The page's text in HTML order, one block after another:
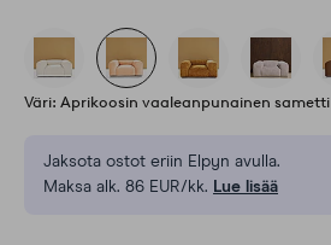
Väri: Aprikoosin vaaleanpunainen sametti
Jaksota ostot eriin Elpyn avulla.
Maksa alk. 86 EUR/kk. Lue lisää